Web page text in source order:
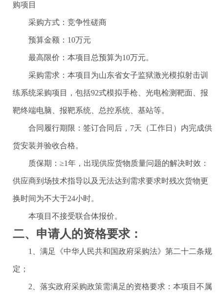
购项目
采购方式：竞争性磋商
预算金额：10万元
最高限价： 本项目总预算为10万元。
采购需求：本项目为山东省女子监狱激光模拟射击训
练系统采购项目，包括92式模拟手枪、光电检测靶面、报
靶终端电脑、报靶系统、总控系统、基站等。
合同履行期限：签订合同后， 7天（工作日）内完成供
货安装并验收合格。
质保期： ≥1年， 出现供应货物质量问题的解决时效：
供应商到场技术指导以及无法达到需求要求时残次货物更
换时间为不大于24小时。
本项目 不接受联合体报价。
二、申请人的资格要求：
1、满足《中华人民共和国政府采购法》第二十二条规
定；
2、落实政府采购政策需满足的资格要求：本项目不属